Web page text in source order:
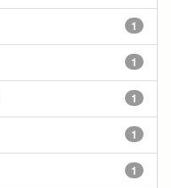
1
1
1
1
1